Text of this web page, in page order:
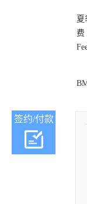
夏
费
签约/付款